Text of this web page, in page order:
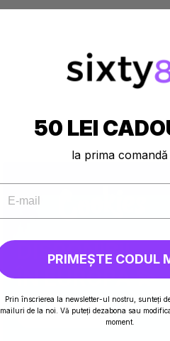
DISPONIBIL
ÎN EUROPA 💫
DESCOPERA
50 LEI
la prima comandă
PRIMEȘTE CODUL
Prin înscrierea la newsletter-ul nostru, sunteți
mailuri de la noi. Vă puteți dezabona sau
moment.